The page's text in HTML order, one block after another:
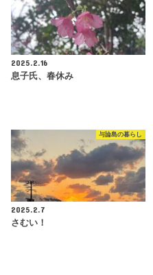
2025.2.16
息子氏、春休み
与論島の暮らし
2025.2.7
さむい！